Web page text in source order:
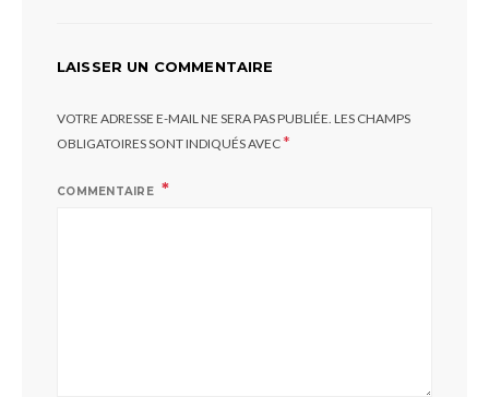
LAISSER UN COMMENTAIRE
VOTRE ADRESSE E-MAIL NE SERA PAS PUBLIÉE. LES CHAMPS
OBLIGATOIRES SONT INDIQUÉS AVEC*
COMMENTAIRE